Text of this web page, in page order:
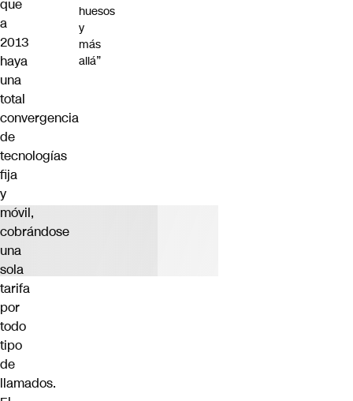
que
a
2013
haya
una
total
convergencia
de
tecnologías
fija
y
móvil,
cobrándose
una
sola
tarifa
por
todo
tipo
de
llamados.
huesos
y
más
allá”